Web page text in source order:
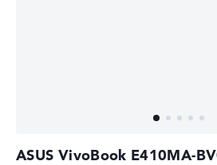
ASUS VivoBook E410MA-